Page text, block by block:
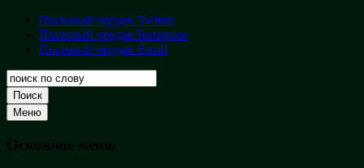
Перейти
содержимому
Пыльный
чердак
Творческая
кладовая
Пыльный чердак Twitter
Пыльный чердак Instagram
Пыльный чердак Email
Поиск
Меню
Основное меню